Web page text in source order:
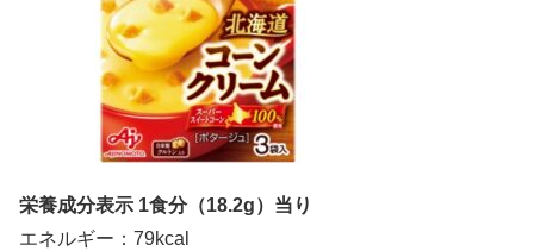
栄養成分表示 1食分（18.2g）当り
エネルギー：79kcal